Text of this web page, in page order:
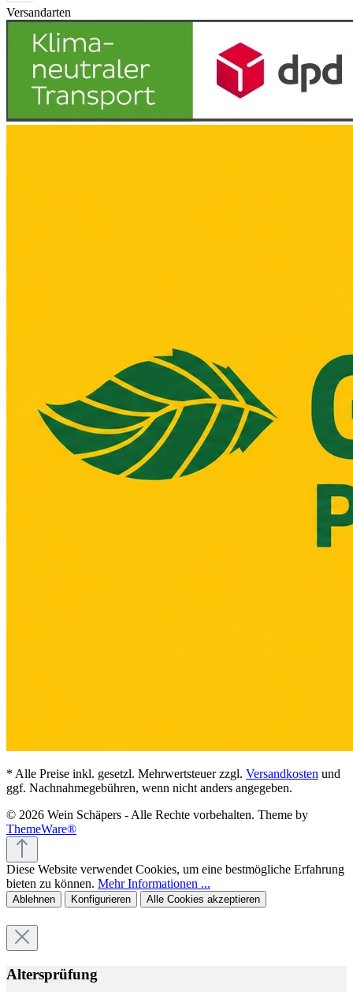
Versandarten
* Alle Preise inkl. gesetzl. Mehrwertsteuer zzgl. Versandkosten und
ggf. Nachnahmegebühren, wenn nicht anders angegeben.
© 2026 Wein Schäpers - Alle Rechte vorbehalten. Theme by
ThemeWare®
Diese Website verwendet Cookies, um eine bestmögliche Erfahrung
bieten zu können. Mehr Informationen ...
Ablehnen Konfigurieren Alle Cookies akzeptieren
Altersprüfung